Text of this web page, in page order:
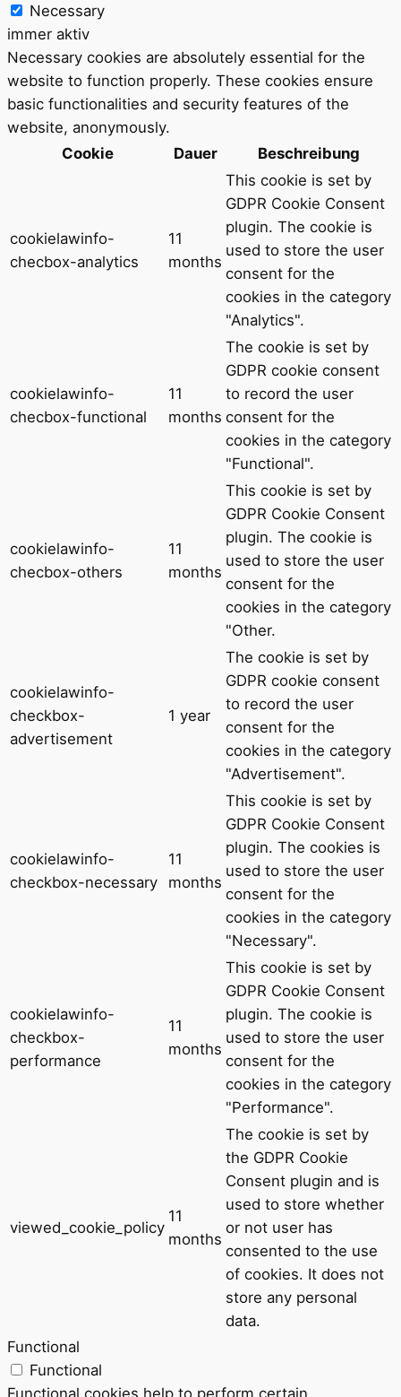
Necessary
immer aktiv
Necessary cookies are absolutely essential for the
website to function properly. These cookies ensure
basic functionalities and security features of the
website, anonymously.
Cookie
Dauer Beschreibung
cookielawinfo-
checbox-analytics
11
months
This cookie is set by
GDPR Cookie Consent
plugin. The cookie is
used to store the user
consent for the
cookies in the category
"Analytics".
cookielawinfo-
checbox-functional
11
months
The cookie is set by
GDPR cookie consent
to record the user
consent for the
cookies in the category
"Functional".
cookielawinfo-
checbox-others
11
months
This cookie is set by
GDPR Cookie Consent
plugin. The cookie is
used to store the user
consent for the
cookies in the category
"Other.
cookielawinfo-
checkbox-
advertisement
1 year
The cookie is set by
GDPR cookie consent
to record the user
consent for the
cookies in the category
"Advertisement".
cookielawinfo-
checkbox-necessary
11
months
This cookie is set by
GDPR Cookie Consent
plugin. The cookies is
used to store the user
consent for the
cookies in the category
"Necessary".
cookielawinfo-
checkbox-
performance
11
months
This cookie is set by
GDPR Cookie Consent
plugin. The cookie is
used to store the user
consent for the
cookies in the category
"Performance".
viewed_cookie_policy
11
months
The cookie is set by
the GDPR Cookie
Consent plugin and is
used to store whether
or not user has
consented to the use
of cookies. It does not
store any personal
data.
Functional
Functional
Functional cookies help to perform certain